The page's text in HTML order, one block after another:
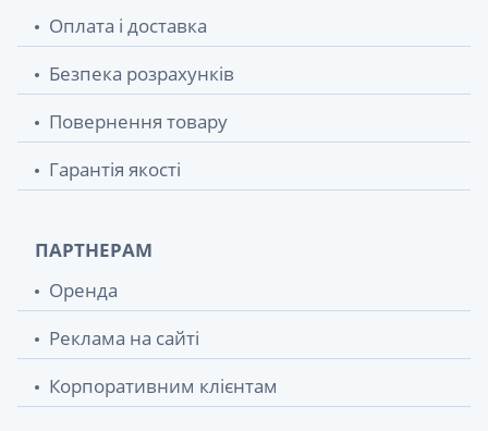
Оплата і доставка
Безпека розрахунків
Повернення товару
Гарантія якості
ПАРТНЕРАМ
Оренда
Реклама на сайті
Корпоративним клієнтам